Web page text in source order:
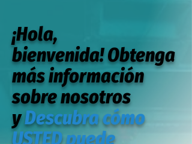
¡Hola,
bienvenida! Obtenga
más información
sobre nosotros
yDescubra cómo
USTED puede